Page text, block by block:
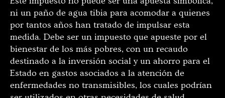
ni un paño de agua tibia para acomodar a quienes
por tantos años han tratado de impulsar esta
medida. Debe ser un impuesto que apueste por el
bienestar de los más pobres, con un recaudo
destinado a la inversión social y un ahorro para el
Estado en gastos asociados a la atención de
enfermedades no transmisibles, los cuales podrían